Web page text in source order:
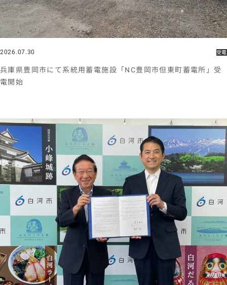
2026.07.30 受電
兵庫県豊岡市にて系統用蓄電施設「NC豊岡市但東町蓄電所」受
電開始